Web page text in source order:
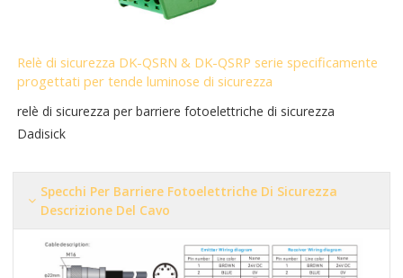
Relè di sicurezza DK-QSRN & DK-QSRP serie specificamente
progettati per tende luminose di sicurezza
relè di sicurezza per barriere fotoelettriche di sicurezza
Dadisick
Specchi Per Barriere Fotoelettriche Di Sicurezza
Descrizione Del Cavo